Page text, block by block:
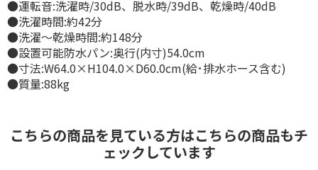
●運転音:洗濯時/30dB、脱水時/39dB、乾燥時/40dB
●洗濯時間:約42分
●洗濯～乾燥時間:約148分
●設置可能防水パン:奥行(内寸)54.0cm
●寸法:W64.0×H104.0×D60.0cm(給･排水ホース含む)
●質量:88kg
こちらの商品を見ている方はこちらの商品もチ
ェックしています